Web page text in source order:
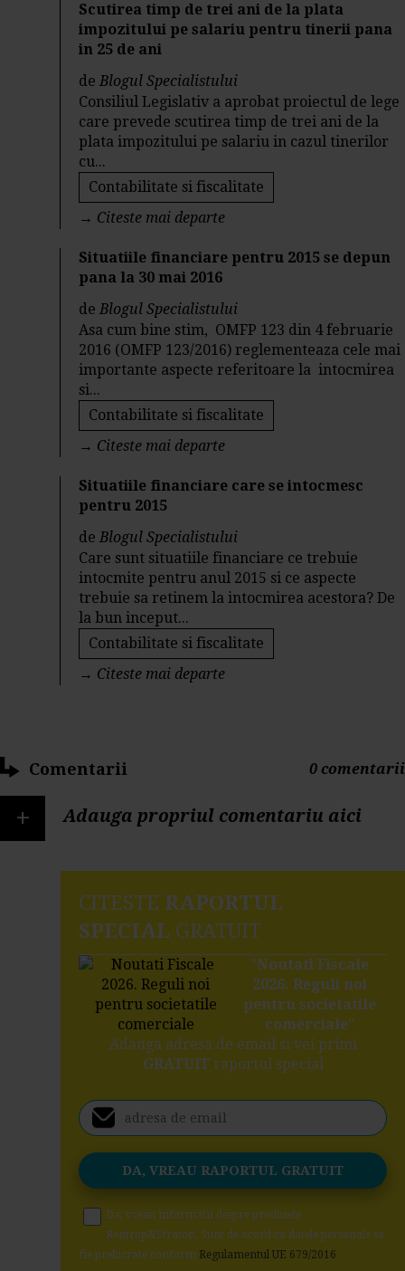
Scutirea timp de trei ani de la plata
impozitului pe salariu pentru tinerii pana
in 25 de ani
deBlogul Specialistului
Consiliul Legislativ a aprobat proiectul de lege
care prevede scutirea timp de trei ani de la
plata impozitului pe salariu in cazul tinerilor
cu...
Contabilitate si fiscalitate
→ Citeste mai departe
Situatiile financiare pentru 2015 se depun
pana la 30 mai 2016
deBlogul Specialistului
Asa cum bine stim, OMFP 123 din 4 februarie
2016 (OMFP 123/2016) reglementeaza cele mai
importante aspecte referitoare la intocmirea
si...
Contabilitate si fiscalitate
→ Citeste mai departe
Situatiile financiare care se intocmesc
pentru 2015
deBlogul Specialistului
Care sunt situatiile financiare ce trebuie
intocmite pentru anul 2015 si ce aspecte
trebuie sa retinem la intocmirea acestora? De
la bun inceput...
Contabilitate si fiscalitate
→ Citeste mai departe
Comentarii 0 comentarii
+ Adauga propriul comentariu aici
CITESTE RAPORTUL
SPECIAL GRATUIT
"Noutati Fiscale
2026. Reguli noi
pentru societatile
comerciale"
Adauga adresa de email si vei primi
GRATUITraportul special
Da, vreau informatii despre produsele
Rentrop&Straton. Sunt de acord ca datele personale sa
fie prelucrate conform Regulamentul UE 679/2016